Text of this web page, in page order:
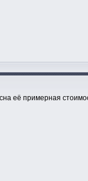
её примерная